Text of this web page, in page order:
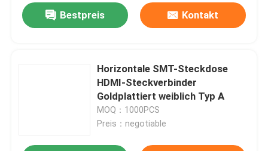
Bestpreis Kontakt
Horizontale SMT-Steckdose
HDMI-Steckverbinder
Goldplattiert weiblich Typ A
MOQ：1000PCS
Preis：negotiable